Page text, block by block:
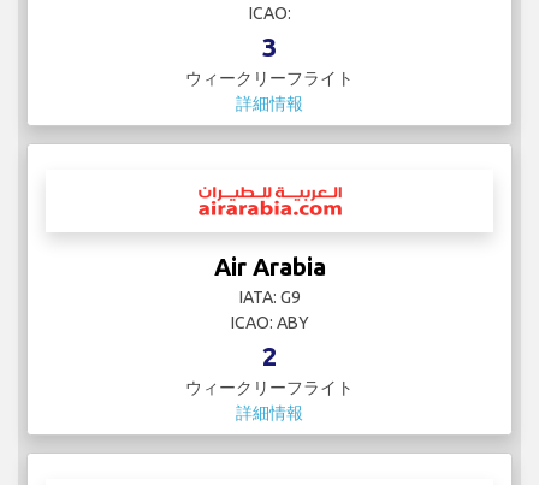
ICAO:
3
ウィークリーフライト
詳細情報
Air Arabia
IATA: G9
ICAO: ABY
2
ウィークリーフライト
詳細情報